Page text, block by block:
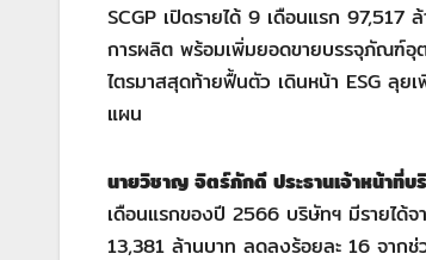
SCGP เปิดรายได้ 9 เดือนแรก
การผลิต พร้อมเพิ่มยอดขายบรรจุภัณฑ์อุ
ไตรมาสสุดท้ายฟื้นตัว เดินหน้า ESG ลุย
แผน
นายวิชาญ จิตร์ภักดี ประธานเจ้าหน้าที่
เดือนแรกของปี 2566 บริษัทฯ มีรายได้
13,381 ล้านบาท ลดลงร้อยละ 16 จาก